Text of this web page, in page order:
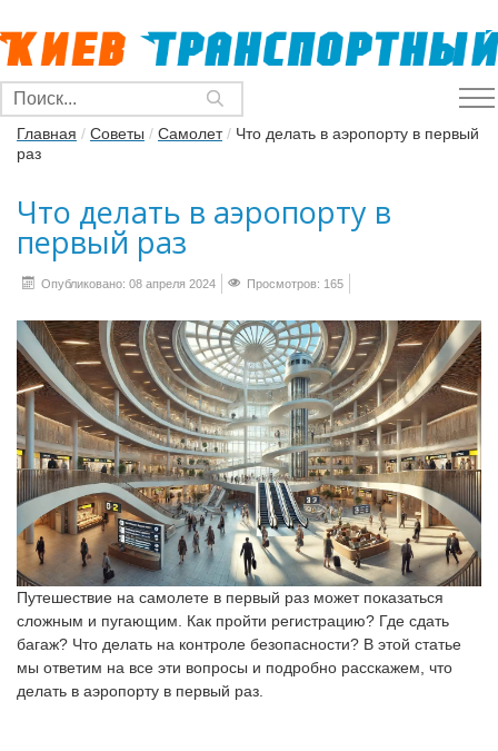
Главная / Советы / Самолет/ Что делать в аэропорту в первый
раз
Что делать в аэропорту в
первый раз
Опубликовано: 08 апреля 2024 Просмотров: 165
Путешествие на самолете в первый раз может показаться
сложным и пугающим. Как пройти регистрацию? Где сдать
багаж? Что делать на контроле безопасности? В этой статье
мы ответим на все эти вопросы и подробно расскажем, что
делать в аэропорту в первый раз.